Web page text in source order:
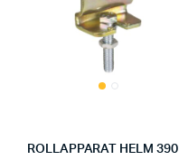
ROLLAPPARAT HELM 390